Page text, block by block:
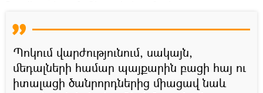
Պոկում վարժությունում, սակայն,
մեդալների համար պայքարին բացի հայ ու
իտալացի ծանրորդներից միացավ նաև